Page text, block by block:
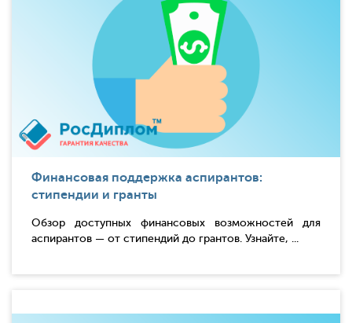
Финансовая поддержка аспирантов:
стипендии и гранты
Обзор доступных финансовых возможностей для
аспирантов — от стипендий до грантов. Узнайте, ...